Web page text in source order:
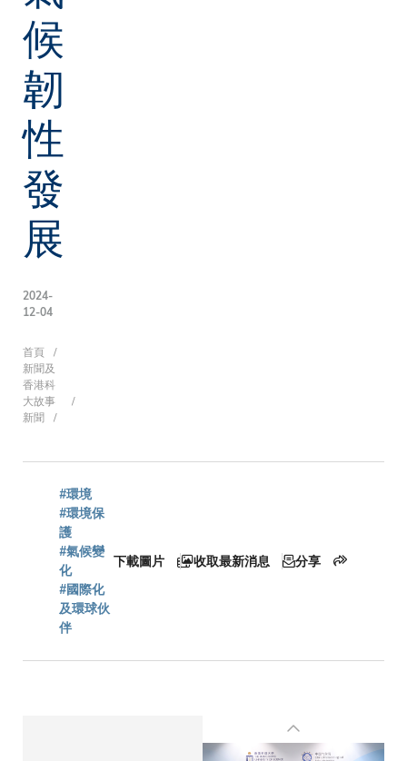
候
韌
性
發
展
2024-
12-04
導
航
連
結
首頁
新聞及
香港科
大故事
新聞
#環境
#環境保
護
#氣候變
化
#國際化
及環球伙
伴
下載圖片 收取最新消息 分享